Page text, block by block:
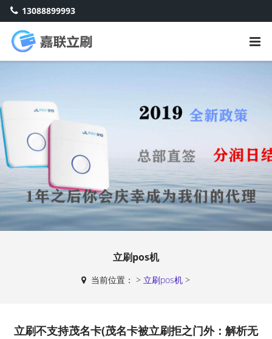
13088899993
立刷pos机
当前位置：> 立刷pos机 >
立刷不支持茂名卡(茂名卡被立刷拒之门外：解析无